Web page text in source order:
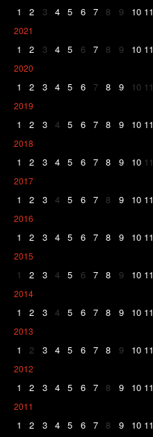
1 2 3 4 5 6 7 8 9 10 11
2021
1 2 3 4 5 6 7 8 9 10 11
2020
1 2 3 4 5 6 7 8 9 10 11
2019
1 2 3 4 5 6 7 8 9 10 11
2018
1 2 3 4 5 6 7 8 9 10 11
2017
1 2 3 4 5 6 7 8 9 10 11
2016
1 2 3 4 5 6 7 8 9 10 11
2015
1 2 3 4 5 6 7 8 9 10 11
2014
1 2 3 4 5 6 7 8 9 10 11
2013
1 2 3 4 5 6 7 8 9 10 11
2012
1 2 3 4 5 6 7 8 9 10 11
2011
1 2 3 4 5 6 7 8 9 10 11